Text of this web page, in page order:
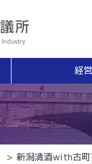
経
事業承
事業承
事業承
M＆Aの
新潟清酒with古